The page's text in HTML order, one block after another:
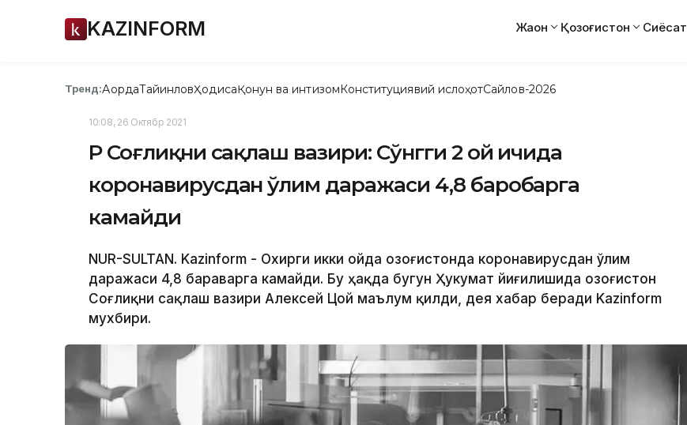
KAZINFORM Жаҳон Қозоғистон Сиёсат
Тренд:АқордаТайинловҲодисаҚонун ва интизомКонституциявий ислоҳотСайлов-2026
10:08, 26 Октябр 2021
ҚР Соғлиқни сақлаш вазири: Сўнгги 2 ой ичида
коронавирусдан ўлим даражаси 4,8 баробарга
камайди
NUR-SULTAN. Kazinform - Охирги икки ойда Қозоғистонда коронавирусдан ўлим
даражаси 4,8 бараварга камайди. Бу ҳақда бугун Ҳукумат йиғилишида Қозоғистон
Соғлиқни сақлаш вазири Aлексей Цой маълум қилди, дея хабар беради Kazinform
мухбири.